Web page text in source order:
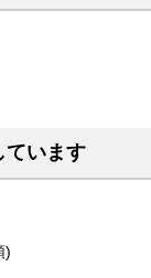
ています
)